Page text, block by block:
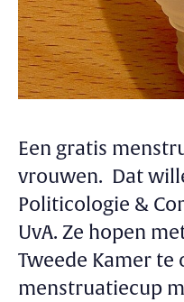
Een gratis
vrouwen. Dat
Politicologie &
UvA. Ze hopen
Tweede Kamer te
menstruatiecup